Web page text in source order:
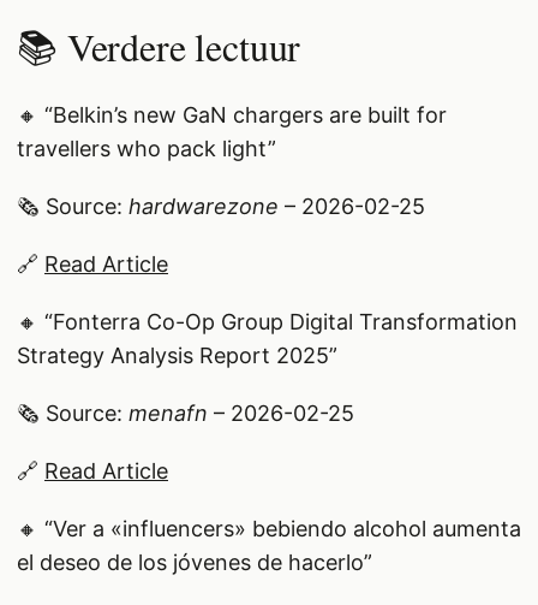
📚 Verdere lectuur
🔸 “Belkin’s new GaN chargers are built for
travellers who pack light”
🗞️ Source: hardwarezone – 2026-02-25
🔗 Read Article
🔸 “Fonterra Co-Op Group Digital Transformation
Strategy Analysis Report 2025”
🗞️ Source: menafn – 2026-02-25
🔗 Read Article
🔸 “Ver a «influencers» bebiendo alcohol aumenta
el deseo de los jóvenes de hacerlo”